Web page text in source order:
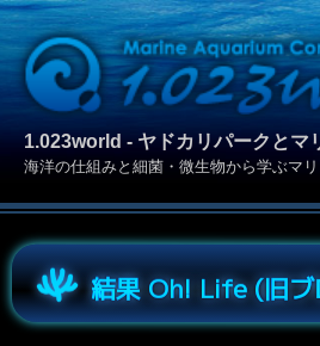
1.023world - ヤドカリパークとマ
海洋の仕組みと細菌・微生物から学ぶマ
結果 Oh! Life (旧ブ